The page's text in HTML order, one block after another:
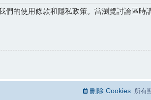
的使用條款和隱私政策。當瀏覽討論區時
所有
刪除 Cookies